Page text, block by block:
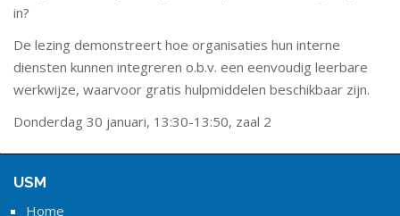
in?
De lezing demonstreert hoe organisaties hun interne
diensten kunnen integreren o.b.v. een eenvoudig leerbare
werkwijze, waarvoor gratis hulpmiddelen beschikbaar zijn.
Donderdag 30 januari, 13:30-13:50, zaal 2
USM
Home